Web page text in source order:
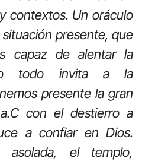
contextos. Un oráculo
presente, que
capaz de alentar la
todo invita a la
presente la gran
con el destierro a
a confiar en Dios.
asolada, el templo,